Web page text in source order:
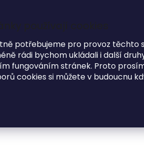
používají cookies
potřebujeme pro provoz těchto
rádi bychom ukládali i další
fungováním stránek. Proto
cookies si můžete v budoucnu
MODNÍ DOPLŇKY O
DOTEK